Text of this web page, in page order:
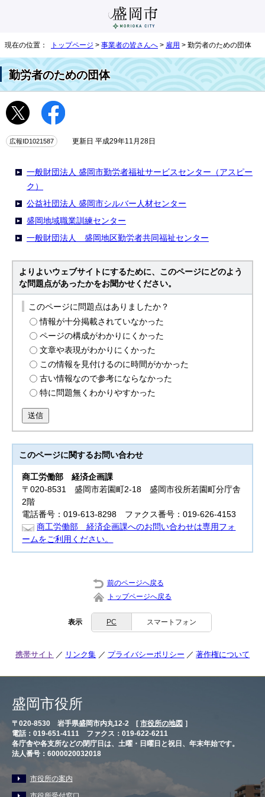
現在の位置： トップページ > 事業者の皆さんへ > 雇用 > 勤労者のための団体
勤労者のための団体
広報ID1021587 更新日 平成29年11月28日
一般財団法人 盛岡市勤労者福祉サービスセンター（アスピー
ク）
公益社団法人 盛岡市シルバー人材センター
盛岡地域職業訓練センター
一般財団法人 盛岡地区勤労者共同福祉センター
よりよいウェブサイトにするために、このページにどのよう
な問題点があったかをお聞かせください。
このページに問題点はありましたか？
情報が十分掲載されていなかった
ページの構成がわかりにくかった
文章や表現がわかりにくかった
この情報を見付けるのに時間がかかった
古い情報なので参考にならなかった
特に問題無くわかりやすかった
送信
このページに関するお問い合わせ
商工労働部経済企画課
〒020-8531 盛岡市若園町2-18 盛岡市役所若園町分庁舎
2階
電話番号：019-613-8298 ファクス番号：019-626-4153
商工労働部 経済企画課へのお問い合わせは専用フォ
ームをご利用ください。
前のページへ戻る
トップページへ戻る
表示 PC スマートフォン
携帯サイト リンク集 プライバシーポリシー 著作権について
盛岡市役所
〒020-8530 岩手県盛岡市内丸12-2 [ 市役所の地図 ］
電話：019-651-4111 ファクス：019-622-6211
各庁舎や各支所などの閉庁日は、土曜・日曜日と祝日、年末年始です。
法人番号：6000020032018
市役所の案内